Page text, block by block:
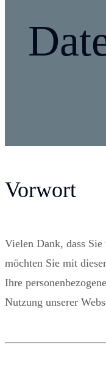
Vorwort
Vielen Dank, dass Sie
möchten Sie mit
Ihre
Nutzung unserer